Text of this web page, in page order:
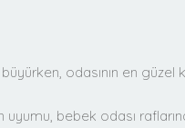
odasının en güzel
uyumu, bebek odası